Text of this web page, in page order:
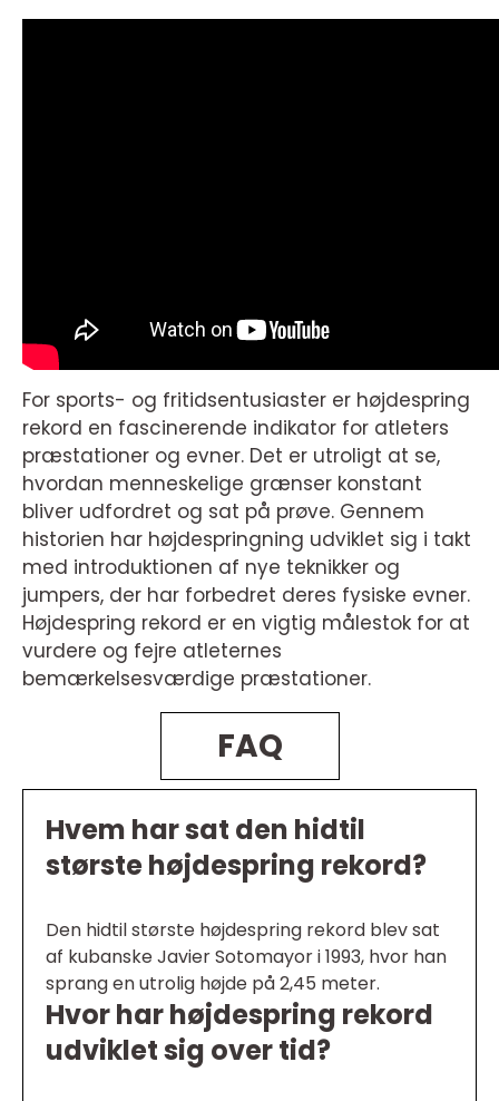
For sports- og fritidsentusiaster er højdespring
rekord en fascinerende indikator for atleters
præstationer og evner. Det er utroligt at se,
hvordan menneskelige grænser konstant
bliver udfordret og sat på prøve. Gennem
historien har højdespringning udviklet sig i takt
med introduktionen af nye teknikker og
jumpers, der har forbedret deres fysiske evner.
Højdespring rekord er en vigtig målestok for at
vurdere og fejre atleternes
bemærkelsesværdige præstationer.
FAQ
Hvem har sat den hidtil
største højdespring rekord?
Den hidtil største højdespring rekord blev sat
af kubanske Javier Sotomayor i 1993, hvor han
sprang en utrolig højde på 2,45 meter.
Hvor har højdespring rekord
udviklet sig over tid?